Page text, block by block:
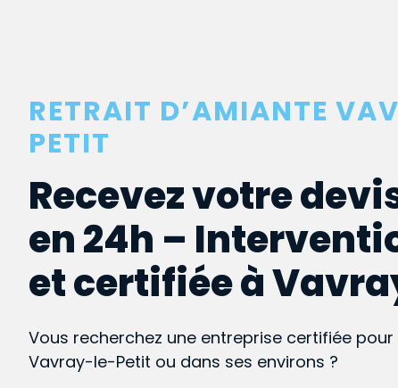
RETRAIT D’AMIANTE
PETIT
Recevez votre
en 24h –
et certifiée à
Vous recherchez une entreprise certifiée
Vavray-le-Petit ou dans ses environs ?